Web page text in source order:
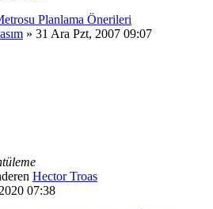
Planlama Önerileri
» 31 Ara Pzt, 2007 09:07
Hector Troas
07:38